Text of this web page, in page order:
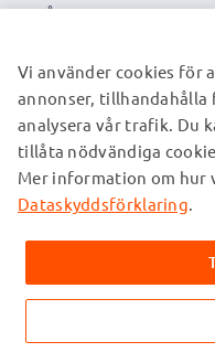
VÅRA
VÅRA
© subtel.se 2026
Alla priser är inklusive
varumärken tillhörande
webbsidor enbart för att
Vi använder cookies för
annonser, tillhandahålla
analysera vår trafik. Du
tillåta nödvändiga
Mer information om hur
Dataskyddsförklaring.